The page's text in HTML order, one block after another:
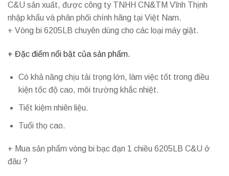
C&U sản xuất, được công ty TNHH CN&TM Vĩnh Thịnh
nhập khẩu và phân phối chính hãng tại Việt Nam.
+ Vòng bi 6205LB chuyên dùng cho các loại máy giặt.
+ Đặc điểm nổi bật của sản phẩm.
Có khả năng chịu tải trọng lớn, làm việc tốt trong điều
kiện tốc độ cao, môi trường khắc nhiệt.
Tiết kiệm nhiên liệu.
Tuổi thọ cao.
+ Mua sản phẩm vòng bi bạc đạn 1 chiều 6205LB C&U ở
đâu ?